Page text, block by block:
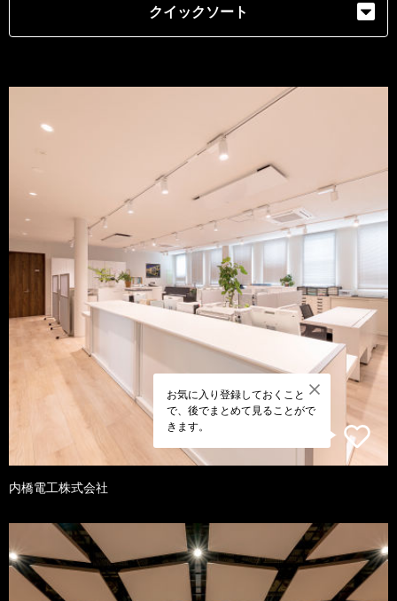
クイックソート
お気に入り登録しておくこと
で、後でまとめて見ることがで
きます。
内橋電工株式会社